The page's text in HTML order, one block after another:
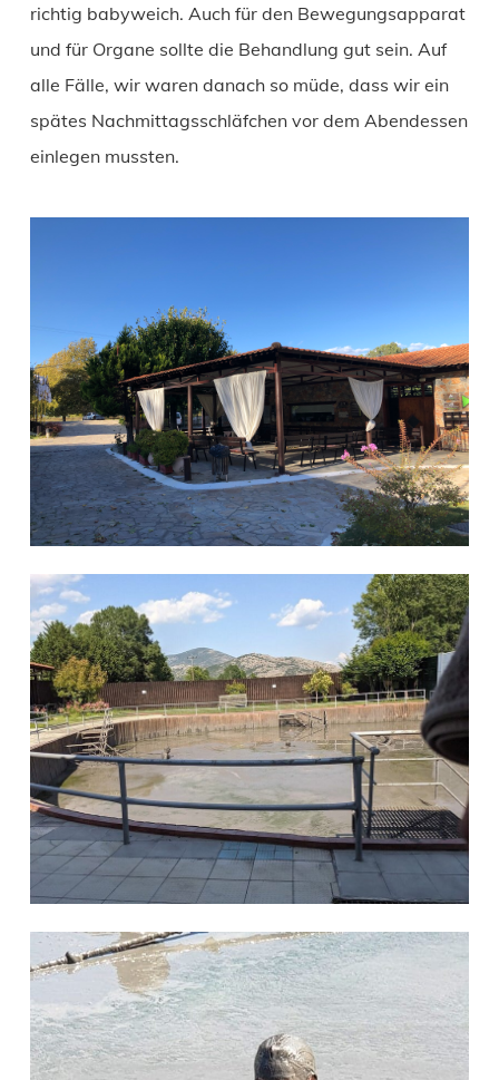
richtig babyweich. Auch für den Bewegungsapparat
und für Organe sollte die Behandlung gut sein. Auf
alle Fälle, wir waren danach so müde, dass wir ein
spätes Nachmittagsschläfchen vor dem Abendessen
einlegen mussten.